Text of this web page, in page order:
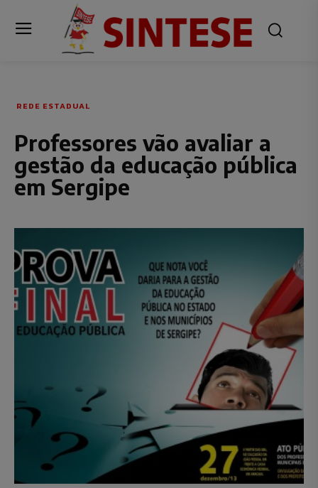
REDE ESTADUAL
Professores vão avaliar a
gestão da educação pública
em Sergipe